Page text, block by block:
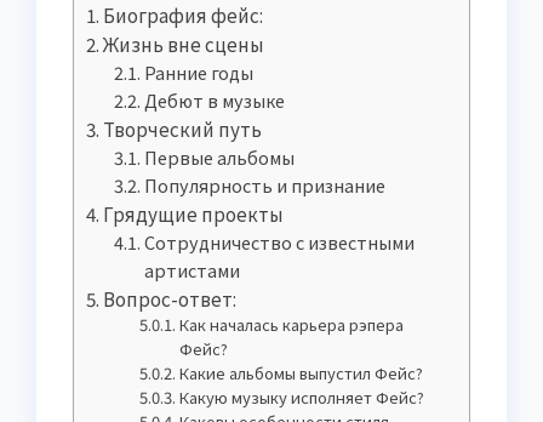
Биография фейс:
Жизнь вне сцены
Ранние годы
Дебют в музыке
Творческий путь
Первые альбомы
Популярность и признание
Грядущие проекты
Сотрудничество с известными
артистами
Вопрос-ответ:
Как началась карьера рэпера
Фейс?
Какие альбомы выпустил Фейс?
Какую музыку исполняет Фейс?